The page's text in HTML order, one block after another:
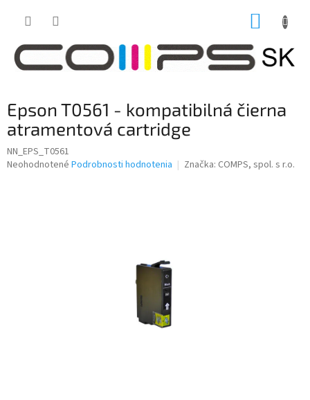
Epson T0561 - kompatibilná čierna
atramentová cartridge
NN_EPS_T0561
Priemerné
Neohodnotené Podrobnosti hodnotenia Značka: COMPS, spol. s r.o.